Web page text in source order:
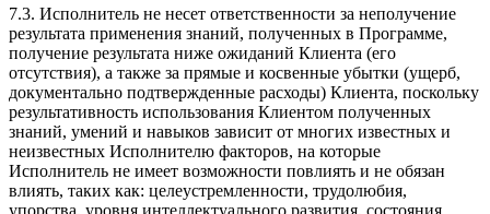
7.3. Исполнитель не несет ответственности за неполучение
результата применения знаний, полученных в Программе,
получение результата ниже ожиданий Клиента (его
отсутствия), а также за прямые и косвенные убытки (ущерб,
документально подтвержденные расходы) Клиента, поскольку
результативность использования Клиентом полученных
знаний, умений и навыков зависит от многих известных и
неизвестных Исполнителю факторов, на которые
Исполнитель не имеет возможности повлиять и не обязан
влиять, таких как: целеустремленности, трудолюбия,